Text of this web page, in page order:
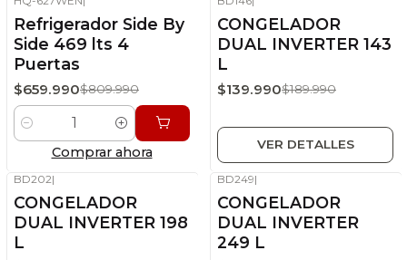
-19%
Stock disponible
Refrigerador Side By
Side 469 lts 4
Puertas
$659.990$809.990
Cantidad
Comprar ahora
OFF
Sin stock
CONGELADOR
DUAL INVERTER 143
L
$139.990$189.990
VER DETALLES
-20%OFF
Stock disponible
BD202|
CONGELADOR
DUAL INVERTER 198
L
-20%OFF
Sin stock
BD249|
CONGELADOR
DUAL INVERTER
249 L